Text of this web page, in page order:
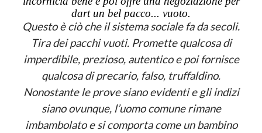
dart un bel pacco... vuoto.
Questo è ciò che il sistema sociale fa da secoli.
Tira dei pacchi vuoti. Promette qualcosa di
imperdibile, prezioso, autentico e poi fornisce
qualcosa di precario, falso, truffaldino.
Nonostante le prove siano evidenti e gli indizi
siano ovunque, l’uomo comune rimane
imbambolato e si comporta come un bambino